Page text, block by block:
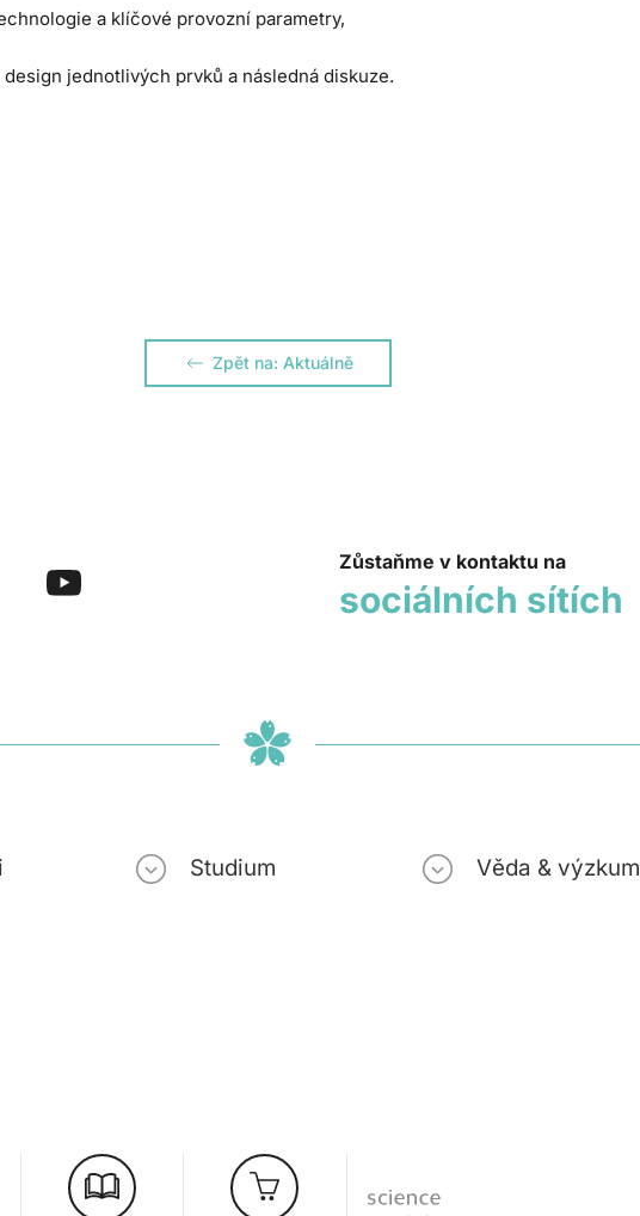
a klíčové provozní parametry,
jednotlivých prvků a následná diskuze.
Zpět na: Aktuálně
Zůstaňme v kontaktu na
sociálních sítích
Studium Věda & výzkum